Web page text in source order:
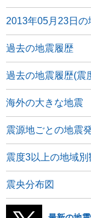
2013年05月23日の
過去の地震履歴
過去の地震履歴(震
海外の大きな地震
震源地ごとの地震
震度3以上の地域別
震央分布図